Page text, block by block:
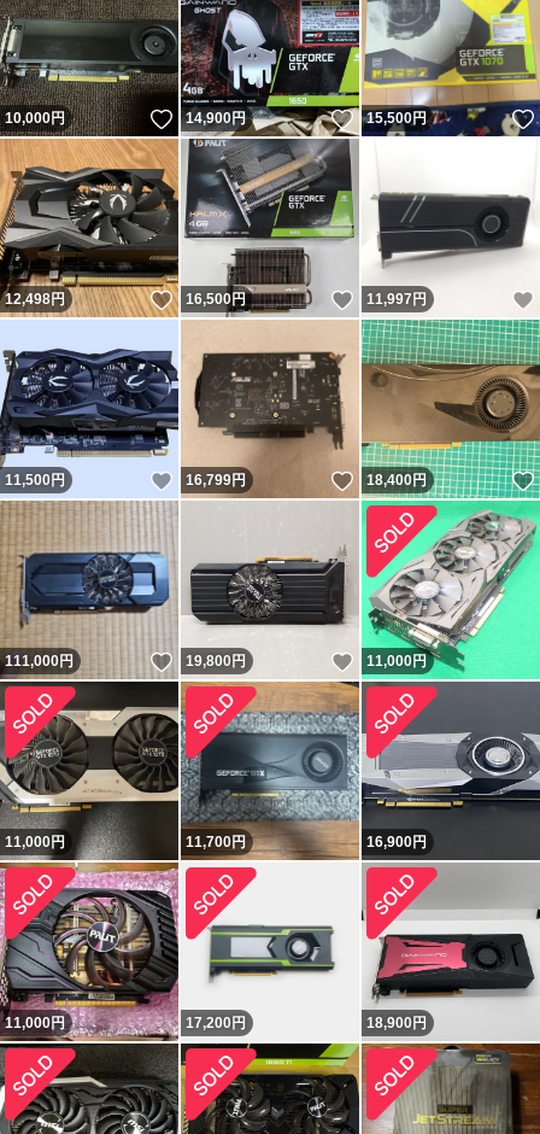
10,000円 いいね！
14,900円 いいね！
15,500円
12,498円 いいね！
16,500円 いいね！
11,997円
11,500円 いいね！
16,799円 いいね！
18,400円
111,000円 いいね！
19,800円 いいね！
11,000円
11,000円 11,700円 16,900円
11,000円 17,200 円 18,900円